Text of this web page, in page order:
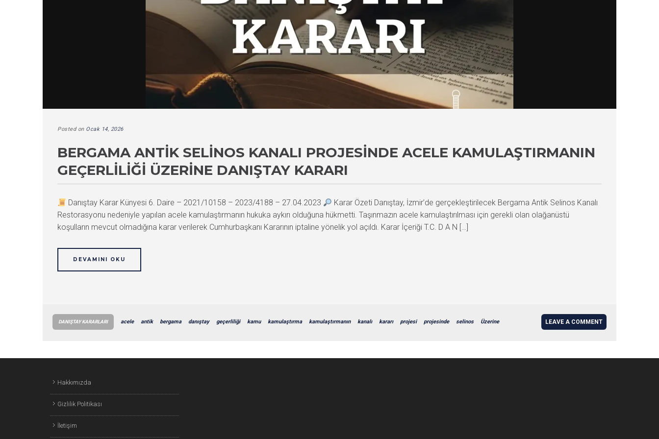
Posted on Ocak 14, 2026
BERGAMA ANTIK SELINOS KANALI PROJESINDE ACELE KAMULAŞTIRMANIN
GEÇERLILIĞI ÜZERINE DANIŞTAY KARARI
Danıştay Karar Künyesi 6. Daire – 2021/10158 – 2023/4188 – 27.04.2023
Karar Özeti Danıştay, İzmir’de gerçekleştirilecek Bergama Antik Selinos Kanalı
Restorasyonu nedeniyle yapılan acele kamulaştırmanın hukuka aykırı olduğuna hükmetti. Taşınmazın acele kamulaştırılması için gerekli olan olağanüstü
koşulların mevcut olmadığına karar verilerek Cumhurbaşkanı Kararının iptaline yönelik yol açıldı. Karar İçeriği T.C. D A N […]
DEVAMINI OKU
DANIŞTAY KARARLARI acele antik bergama danıştay geçerliliği kamu kamulaştırma kamulaştırmanın kanalı kararı projesi projesinde selinos Üzerine LEAVE A COMMENT
Hakkımızda
Gizlilik Politikası
İletişim